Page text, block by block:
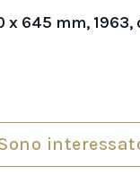
x 645 mm,